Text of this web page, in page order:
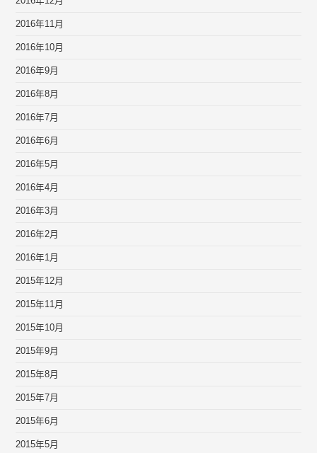
2016年11月
2016年10月
2016年9月
2016年8月
2016年7月
2016年6月
2016年5月
2016年4月
2016年3月
2016年2月
2016年1月
2015年12月
2015年11月
2015年10月
2015年9月
2015年8月
2015年7月
2015年6月
2015年5月